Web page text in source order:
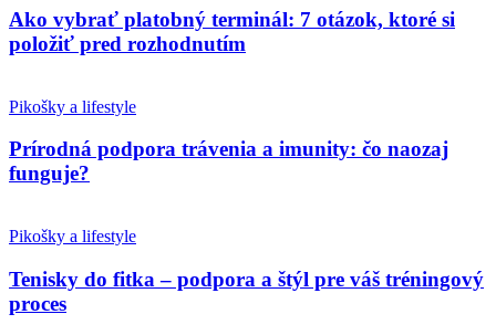
Ako vybrať platobný terminál: 7 otázok, ktoré si
položiť pred rozhodnutím
Pikošky a lifestyle
Prírodná podpora trávenia a imunity: čo naozaj
funguje?
Pikošky a lifestyle
Tenisky do fitka – podpora a štýl pre váš tréningový
proces